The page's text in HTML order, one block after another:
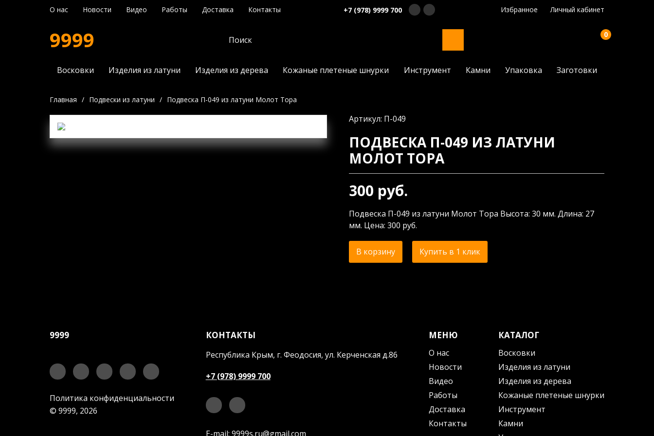
О нас Новости Видео Работы Доставка Контакты +7 (978) 9999 700 Избранное Личный кабинет
9999 0
Восковки Изделия из латуни Изделия из дерева Кожаные плетеные шнурки Инструмент Камни Упаковка Заготовки
Главная / Подвески из латуни / Подвеска П-049 из латуни Молот Тора
Артикул: П-049
ПОДВЕСКА П-049 ИЗ ЛАТУНИ
МОЛОТ ТОРА
300 руб.
Подвеска П-049 из латуни Молот Тора Высота: 30 мм. Длина: 27
мм. Цена: 300 руб.
В корзину Купить в 1 клик
9999
Политика конфиденциальности
© 9999, 2026
КОНТАКТЫ
Республика Крым, г. Феодосия, ул. Керченская д.86
+7 (978) 9999 700
E-mail: 9999s.ru@gmail.com
МЕНЮ
О нас
Новости
Видео
Работы
Доставка
Контакты
КАТАЛОГ
Восковки
Изделия из латуни
Изделия из дерева
Кожаные плетеные шнурки
Инструмент
Камни